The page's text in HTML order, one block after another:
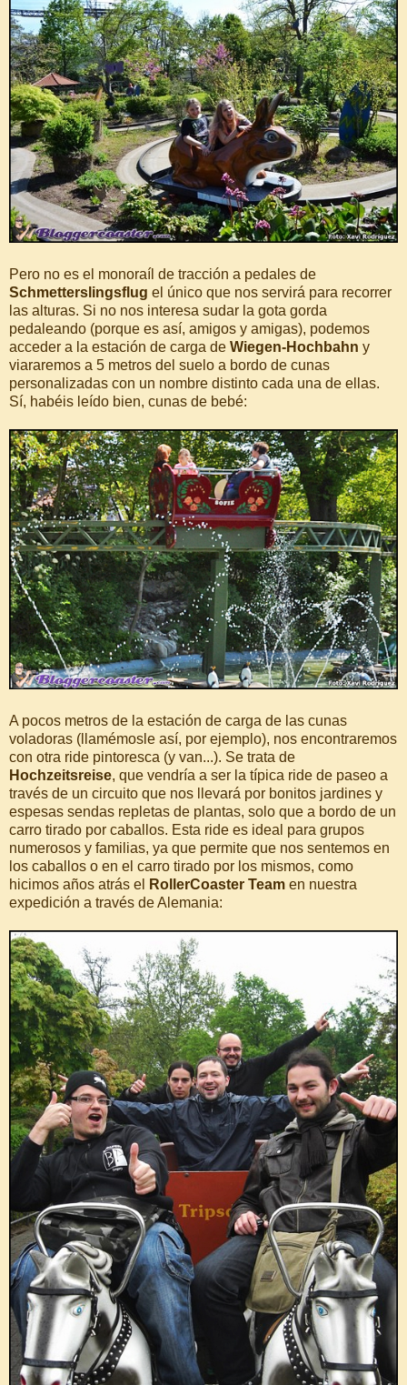
Pero no es el monoraíl de tracción a pedales de
Schmetterslingsflug el único que nos servirá para recorrer
las alturas. Si no nos interesa sudar la gota gorda
pedaleando (porque es así, amigos y amigas), podemos
acceder a la estación de carga de Wiegen-Hochbahn y
viararemos a 5 metros del suelo a bordo de cunas
personalizadas con un nombre distinto cada una de ellas.
Sí, habéis leído bien, cunas de bebé:
A pocos metros de la estación de carga de las cunas
voladoras (llamémosle así, por ejemplo), nos encontraremos
con otra ride pintoresca (y van...). Se trata de
Hochzeitsreise, que vendría a ser la típica ride de paseo a
través de un circuito que nos llevará por bonitos jardines y
espesas sendas repletas de plantas, solo que a bordo de un
carro tirado por caballos. Esta ride es ideal para grupos
numerosos y familias, ya que permite que nos sentemos en
los caballos o en el carro tirado por los mismos, como
hicimos años atrás el
RollerCoaster Team en nuestra
expedición a través de Alemania: